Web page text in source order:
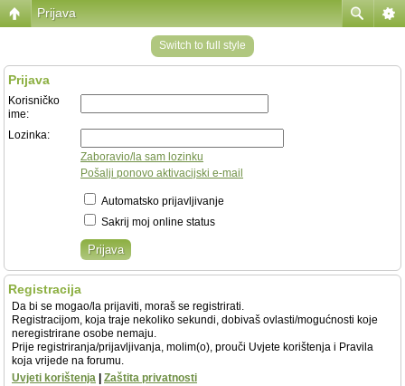
Prijava
Switch to full style
Prijava
Korisničko
ime:
Lozinka:
Zaboravio/la sam lozinku
Pošalji ponovo aktivacijski e-mail
Automatsko prijavljivanje
Sakrij moj online status
Registracija
Da bi se mogao/la prijaviti, moraš se registrirati.
Registracijom, koja traje nekoliko sekundi, dobivaš ovlasti/mogućnosti koje
neregistrirane osobe nemaju.
Prije registriranja/prijavljivanja, molim(o), prouči Uvjete korištenja i Pravila
koja vrijede na forumu.
Uvjeti korištenja
Zaštita privatnosti